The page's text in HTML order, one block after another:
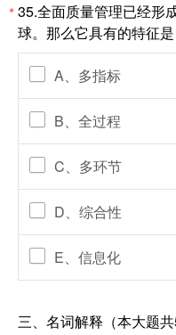
*35.全面质量管理已经形
球。那么它具有的特征是
A、多指标
B、全过程
C、多环节
D、综合性
E、信息化
三、名词解释（本大题